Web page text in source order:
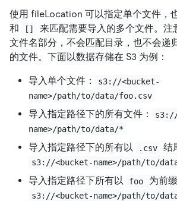
使用 fileLocation 可以指定单个文件，
和 []
来匹配需要导入的多个文件。注
文件名部分，不会匹配目录，也不会递
的文件。下面以数据存储在 S3 为例：
导入单个文件：
s3://<bucket-
name>/path/to/data/foo.csv
导入指定路径下的所有文件：
name>/path/to/data/*
导入指定路径下的所有以 .csv 结
s3://<bucket-name>/path/to/
导入指定路径下所有以 foo 为前
s3://<bucket-name>/path/to/